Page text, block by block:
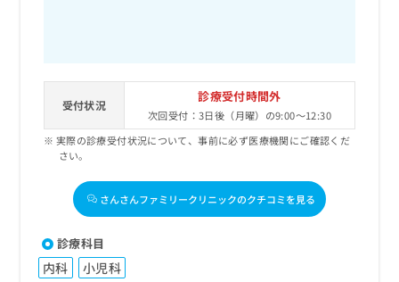
受付状況
診療受付時間外
次回受付：3日後（月曜）の9:00～12:30
実際の診療受付状況について、事前に必ず医療機関にご確認くだ
さい。
さんさんファミリークリニックのクチコミを見る
診療科目
内科 小児科